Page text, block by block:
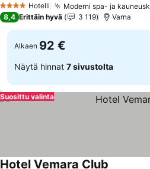
4 Tähtiluokitus
Hotelli Moderni spa- ja
8,4 Erittäin hyvä 3 119 Varna
Alkaen 92 €
Näytä hinnat 7 sivustolta
Suosittu valinta
Hotel Vemara Club